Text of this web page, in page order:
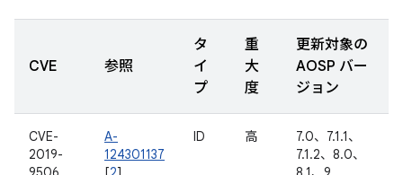
CVE 参照
タ
イ
プ
重
大
度
更新対象の
AOSP バー
ジョン
CVE-
2019-
A-
124301137
ID 高
7.0、7.1.1、
7.1.2、8.0、